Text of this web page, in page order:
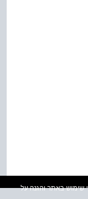
שימוש באתר והגנה על